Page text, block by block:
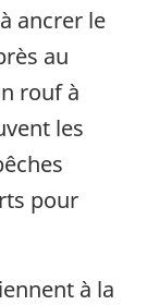
ancrer le
au
rouf à
les
pour
à la